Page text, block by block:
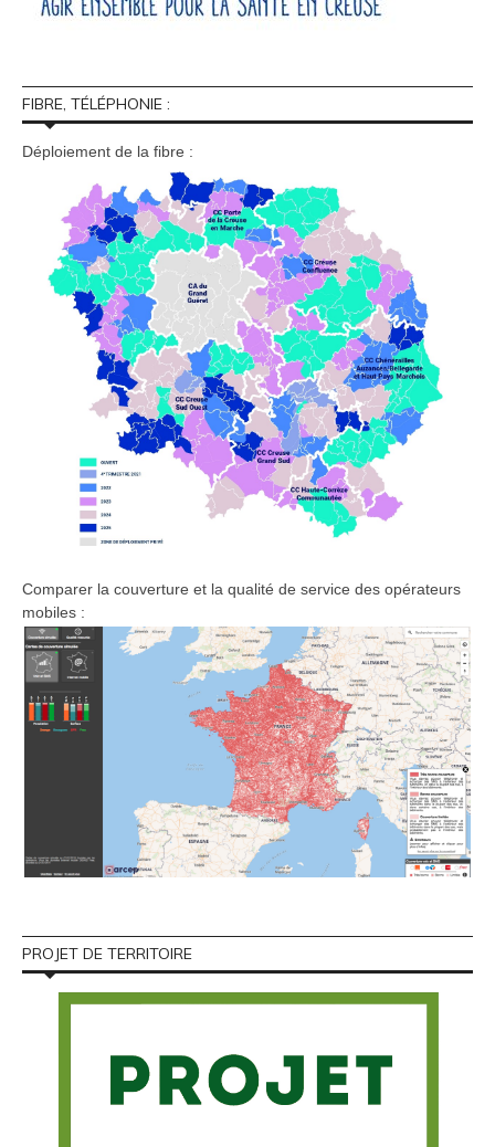
FIBRE, TÉLÉPHONIE :
Déploiement de la fibre :
Comparer la couverture et la qualité de service des opérateurs
mobiles :
PROJET DE TERRITOIRE